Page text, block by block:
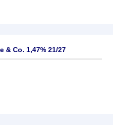
& Co. 1,47% 21/27